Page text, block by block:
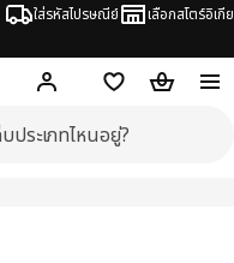
ใส่รหัสไปรษณีย์ เลือกสโตร์อิเกีย
Hej! เข้าสู่ระบบ หรือ ลงทะเ
ช้อปปิ้งลิสต์ตะกร้าสินค้